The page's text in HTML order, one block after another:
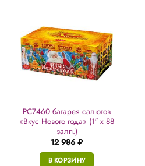
РС7460 батарея салютов
«Вкус Нового года» (1″ х 88
залп.)
12 986₽
В КОРЗИНУ